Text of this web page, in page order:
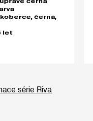
černá,
let
série Riva